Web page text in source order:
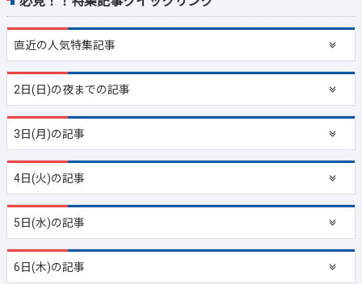
直近の人気特集記事
2日(日)の夜までの記事
3日(月)の記事
4日(火)の記事
5日(水)の記事
6日(木)の記事